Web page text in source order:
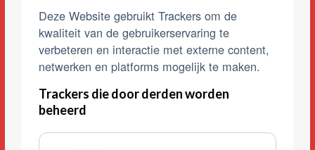
Deze Website gebruikt Trackers om de
kwaliteit van de gebruikerservaring te
verbeteren en interactie met externe content,
netwerken en platforms mogelijk te maken.
Trackers die door derden worden
beheerd